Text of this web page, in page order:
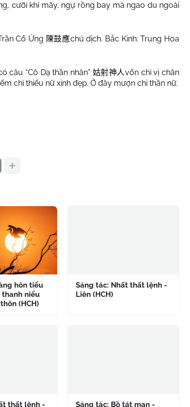
cưỡi khí mây, ngự rồng bay mà ngao du ngoài
Cổ Ứng 陳鼓應chú dịch. Bắc Kinh: Trung Hoa
câu “Cô Dạ thần nhân” 姑射神人vốn chỉ vị chân
chỉ thiếu nữ xinh đẹp. Ở đây mượn chi thần nữ.
hôn tiểu
thanh niểu
(HCH)
Sáng tác: Nhất thất lệnh -
Liên (HCH)
thất lệnh - Sáng tác: Bồ tát man -